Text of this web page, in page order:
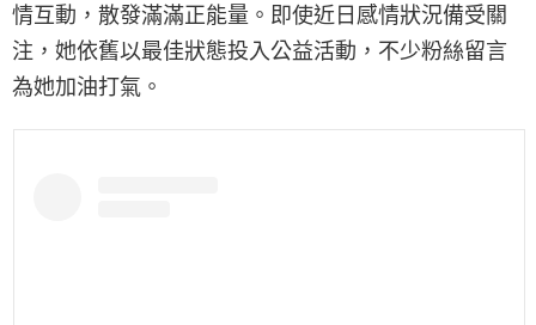
情互動，散發滿滿正能量。即使近日感情狀況備受關
注，她依舊以最佳狀態投入公益活動，不少粉絲留言
為她加油打氣。